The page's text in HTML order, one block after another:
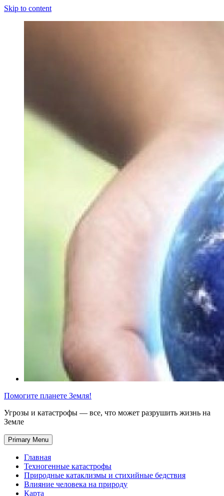
Skip to content
Помогите планете Земля!
Угрозы и катастрофы — все, что может разрушить жизнь на
Земле
Primary Menu
Главная
Техногенные катастрофы
Природные катаклизмы и стихийные бедствия
Влияние человека на природу
Карта